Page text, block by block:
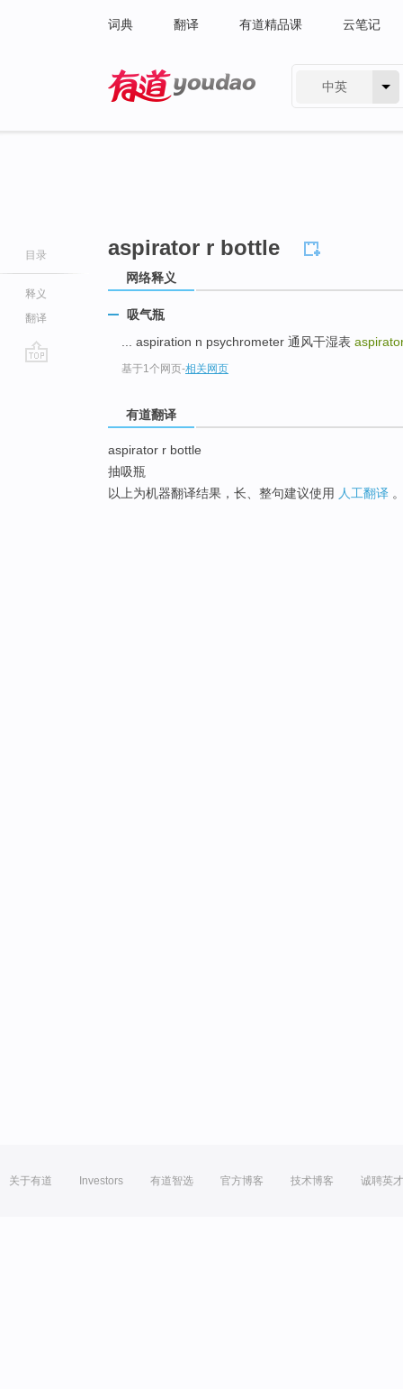
词典 翻译 有道精品课 云笔记
中英
目录
释义
翻译
aspirator r bottle
网络释义
吸气瓶
... aspiration n psychrometer 通风干湿表
基于1个网页-相关网页
有道翻译
aspirator r bottle
抽吸瓶
以上为机器翻译结果，长、整句建议使用 人工翻译
关于有道 Investors 有道智选 官方博客 技术博客 诚聘英才